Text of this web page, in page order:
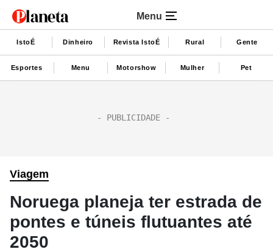
Menu
IstoÉ Dinheiro Revista IstoÉ Rural Gente
Esportes Menu Motorshow Mulher Pet
Viagem
Noruega planeja ter estrada de
pontes e túneis flutuantes até
2050